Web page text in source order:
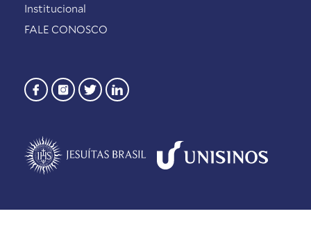
Institucional
FALE CONOSCO